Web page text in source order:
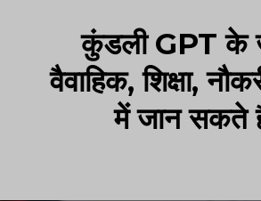
कुंडली GPT के
वैवाहिक, शिक्षा,
में जान सकते